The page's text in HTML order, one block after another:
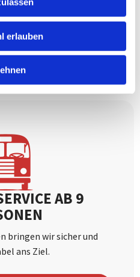
erlauben
AB 9
bringen wir sicher und
ans Ziel.